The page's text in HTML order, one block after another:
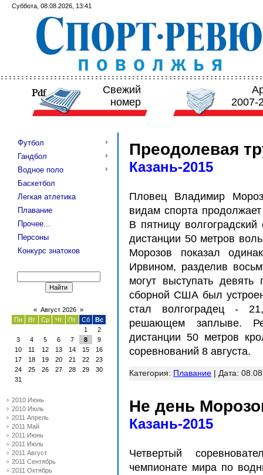
Суббота, 08.08.2026, 13:41
Свежий
номер
2007-
Футбол
Гандбол
Водное поло
Баскетбол
Легкая атлетика
Плавание
Прочее...
Персоны
Конкурс знатоков
« Август 2026 »
Пн
Вт Ср Чт Пт Сб
Вс
1
2
3
4 5 6 7 8
9
10
11 12 13 14 15
16
17
18 19 20 21 22
23
24
25 26 27 28 29
30
31
2010 Июнь
2010 Июль
2011 Апрель
2011 Май
2011 Июнь
2011 Июль
2011 Август
2011 Сентябрь
2011 Октябрь
Преодолевая
Казань-2015
Пловец Владимир
видам спорта
В пятницу
дистанции 50 метров
Морозов показал
Ирвином, разделив
могут выступать
сборной США был
стал волгоградец -
решающем заплыве.
дистанции 50 метров
соревнований 8 августа.
Категория: Плавание | Дата:
Не день
Казань-2015
Четвертый
чемпионате мира по